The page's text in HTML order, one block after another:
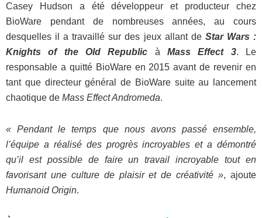
Casey Hudson a été développeur et producteur chez
BioWare pendant de nombreuses années, au cours
desquelles il a travaillé sur des jeux allant de Star Wars :
Knights of the Old Republic àMass Effect 3. Le
responsable a quitté BioWare en 2015 avant de revenir en
tant que directeur général de BioWare suite au lancement
chaotique de Mass Effect Andromeda.
« Pendant le temps que nous avons passé ensemble,
l’équipe a réalisé des progrès incroyables et a démontré
qu’il est possible de faire un travail incroyable tout en
favorisant une culture de plaisir et de créativité », ajoute
Humanoid Origin.